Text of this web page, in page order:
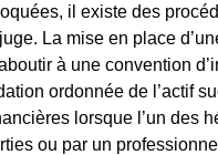
il existe des
La mise en place
à une convention
ordonnée de l’actif
lorsque l’un des
ou par un